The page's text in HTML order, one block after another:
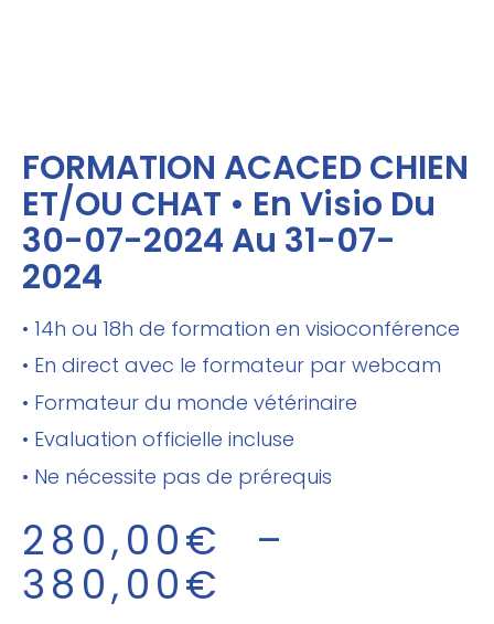
FORMATION ACACED CHIEN
ET/OU CHAT • En Visio Du
30-07-2024 Au 31-07-
2024
• 14h ou 18h de formation en visioconférence
• En direct avec le formateur par webcam
• Formateur du monde vétérinaire
• Evaluation officielle incluse
• Ne nécessite pas de prérequis
280,00€
–
380,00€